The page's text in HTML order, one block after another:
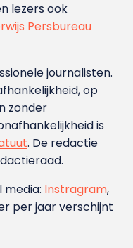
lezers ook
Persbureau
journalisten.
op
zonder
is
. De redactie
media: Instragram,
per jaar verschijnt